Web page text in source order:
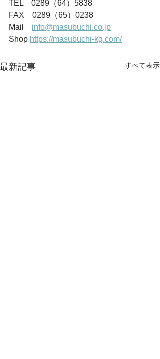
TEL　0289（64）5838
FAX　0289（65）0238
Mail info@masubuchi.co.jp
Shop https://masubuchi-kg.com/
最新記事 すべて表示